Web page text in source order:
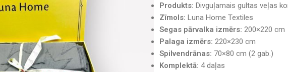
Produkts: Divguļamais gultas veļas
Zīmols: Luna Home Textiles
Segas pārvalka izmērs: 200×220 cm
Palaga izmērs: 220×230 cm
Spilvendrānas: 70×80 cm (2 gab.)
Komplektā: 4 daļas